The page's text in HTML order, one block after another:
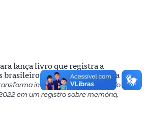
lança livro que registra a
brasileiros durante a pandemia
imagens feitas nas ruas do
em um registro sobre memória,